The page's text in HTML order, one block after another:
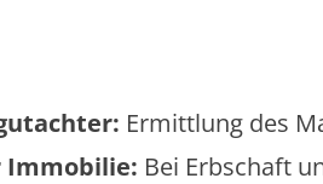
Ermittlung des
Immobilie: Bei Erbschaft